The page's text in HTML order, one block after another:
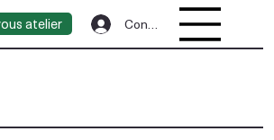
atelier Connexion